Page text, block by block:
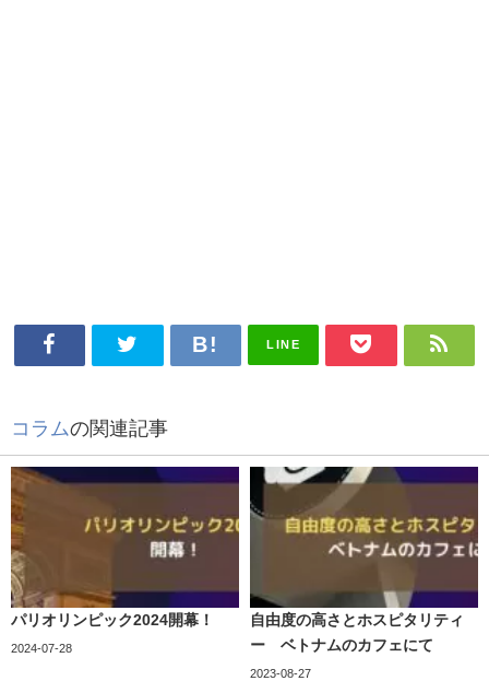
LINE
コラムの関連記事
パリオリンピック2024開幕！
2024-07-28
自由度の高さとホスピタリティ
ー ベトナムのカフェにて
2023-08-27